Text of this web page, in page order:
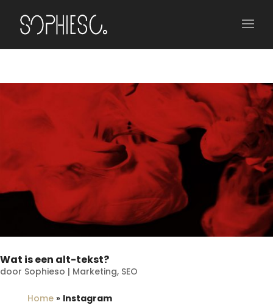
Wat is een alt-tekst?
door Sophieso | Marketing, SEO
Home» Instagram